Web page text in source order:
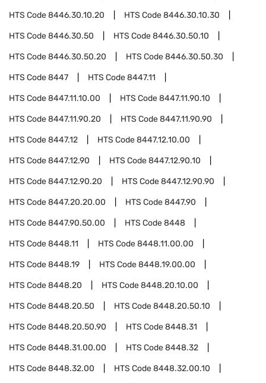
HTS Code8446.30.10.20 HTS Code8446.30.10.30
HTS Code8446.30.50 HTS Code8446.30.50.10
HTS Code8446.30.50.20 HTS Code8446.30.50.30
HTS Code8447 HTS Code8447.11
HTS Code8447.11.10.00 HTS Code8447.11.90.10
HTS Code8447.11.90.20 HTS Code8447.11.90.90
HTS Code8447.12 HTS Code8447.12.10.00
HTS Code8447.12.90 HTS Code8447.12.90.10
HTS Code8447.12.90.20 HTS Code8447.12.90.90
HTS Code8447.20.20.00 HTS Code8447.90
HTS Code8447.90.50.00 HTS Code8448
HTS Code8448.11 HTS Code8448.11.00.00
HTS Code8448.19 HTS Code8448.19.00.00
HTS Code8448.20 HTS Code8448.20.10.00
HTS Code8448.20.50 HTS Code8448.20.50.10
HTS Code8448.20.50.90 HTS Code8448.31
HTS Code8448.31.00.00 HTS Code8448.32
HTS Code8448.32.00 HTS Code8448.32.00.10